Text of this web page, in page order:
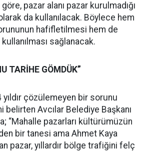
pazar alanı pazar kurulmadığı
da kullanılacak. Böylece hem
hafifletilmesi hem de
sağlanacak.
TARİHE GÖMDÜK”
yıldır çözülemeyen bir sorunu
Avcılar Belediye Başkanı
“Mahalle pazarları kültürümüzün
bir tanesi ama Ahmet Kaya
pazar, yıllardır bölge trafiğini felç